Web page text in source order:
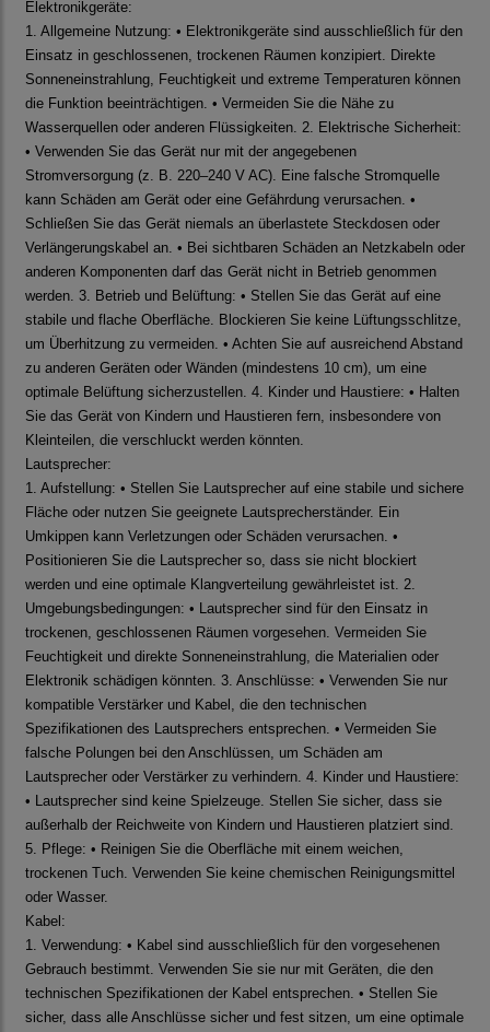
Elektronikgeräte:
1. Allgemeine Nutzung: • Elektronikgeräte sind ausschließlich für den
Einsatz in geschlossenen, trockenen Räumen konzipiert. Direkte
Sonneneinstrahlung, Feuchtigkeit und extreme Temperaturen können
die Funktion beeinträchtigen. • Vermeiden Sie die Nähe zu
Wasserquellen oder anderen Flüssigkeiten. 2. Elektrische Sicherheit:
• Verwenden Sie das Gerät nur mit der angegebenen
Stromversorgung (z. B. 220–240 V AC). Eine falsche Stromquelle
kann Schäden am Gerät oder eine Gefährdung verursachen. •
Schließen Sie das Gerät niemals an überlastete Steckdosen oder
Verlängerungskabel an. • Bei sichtbaren Schäden an Netzkabeln oder
anderen Komponenten darf das Gerät nicht in Betrieb genommen
werden. 3. Betrieb und Belüftung: • Stellen Sie das Gerät auf eine
stabile und flache Oberfläche. Blockieren Sie keine Lüftungsschlitze,
um Überhitzung zu vermeiden. • Achten Sie auf ausreichend Abstand
zu anderen Geräten oder Wänden (mindestens 10 cm), um eine
optimale Belüftung sicherzustellen. 4. Kinder und Haustiere: • Halten
Sie das Gerät von Kindern und Haustieren fern, insbesondere von
Kleinteilen, die verschluckt werden könnten.
Lautsprecher:
1. Aufstellung: • Stellen Sie Lautsprecher auf eine stabile und sichere
Fläche oder nutzen Sie geeignete Lautsprecherständer. Ein
Umkippen kann Verletzungen oder Schäden verursachen. •
Positionieren Sie die Lautsprecher so, dass sie nicht blockiert
werden und eine optimale Klangverteilung gewährleistet ist. 2.
Umgebungsbedingungen: • Lautsprecher sind für den Einsatz in
trockenen, geschlossenen Räumen vorgesehen. Vermeiden Sie
Feuchtigkeit und direkte Sonneneinstrahlung, die Materialien oder
Elektronik schädigen könnten. 3. Anschlüsse: • Verwenden Sie nur
kompatible Verstärker und Kabel, die den technischen
Spezifikationen des Lautsprechers entsprechen. • Vermeiden Sie
falsche Polungen bei den Anschlüssen, um Schäden am
Lautsprecher oder Verstärker zu verhindern. 4. Kinder und Haustiere:
• Lautsprecher sind keine Spielzeuge. Stellen Sie sicher, dass sie
außerhalb der Reichweite von Kindern und Haustieren platziert sind.
5. Pflege: • Reinigen Sie die Oberfläche mit einem weichen,
trockenen Tuch. Verwenden Sie keine chemischen Reinigungsmittel
oder Wasser.
Kabel:
1. Verwendung: • Kabel sind ausschließlich für den vorgesehenen
Gebrauch bestimmt. Verwenden Sie sie nur mit Geräten, die den
technischen Spezifikationen der Kabel entsprechen. • Stellen Sie
sicher, dass alle Anschlüsse sicher und fest sitzen, um eine optimale